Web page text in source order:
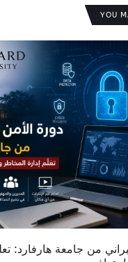
YOU
من جامعة هارفارد: